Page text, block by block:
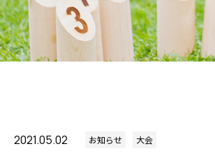
2021.05.02 お知らせ 大会